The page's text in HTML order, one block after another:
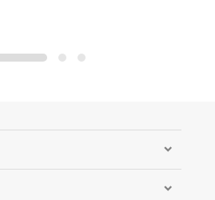
1 2 3